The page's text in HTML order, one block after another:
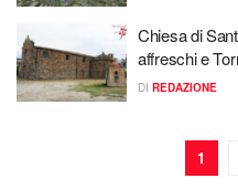
Chiesa di
affreschi e
DI REDAZIONE
1